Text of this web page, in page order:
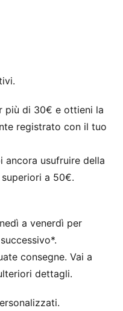
Che tu stia
una giornata piena,
è
morbida
per
che durano tutto il
più di 30€ e ottieni la
registrato con il tuo
ancora usufruire della
a 50€.
a venerdì per
consegne. Vai a
dettagli.